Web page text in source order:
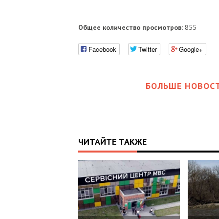
Общее количество просмотров:855
Facebook Twitter Google+
БОЛЬШЕ
ЧИТАЙТЕ ТАКЖЕ